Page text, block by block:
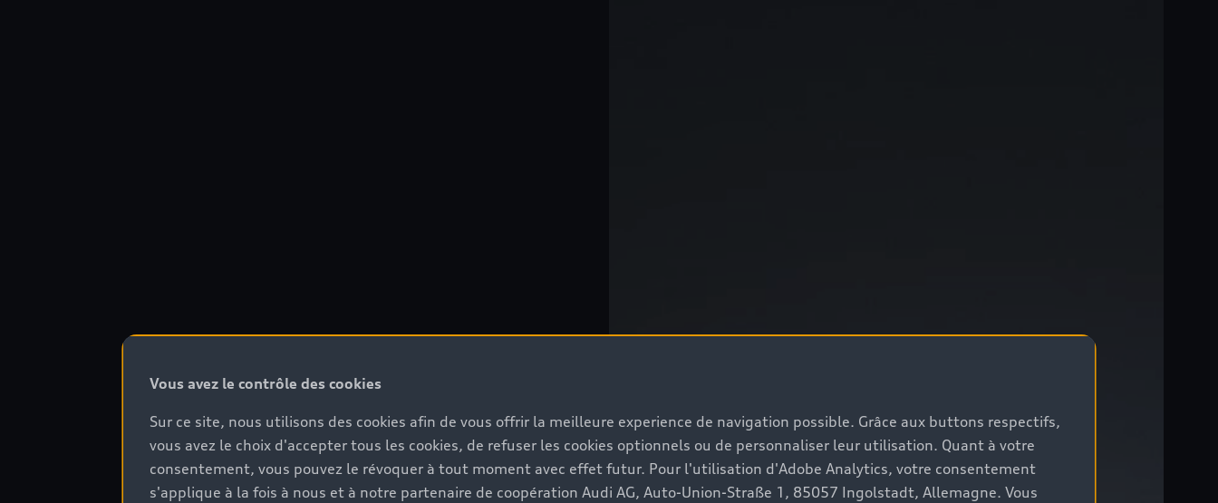
Vous avez le contrôle des cookies
Sur ce site, nous utilisons des cookies afin de vous offrir la meilleure experience de navigation possible. Grâce aux buttons respectifs,
vous avez le choix d'accepter tous les cookies, de refuser les cookies optionnels ou de personnaliser leur utilisation. Quant à votre
consentement, vous pouvez le révoquer à tout moment avec effet futur. Pour l'utilisation d'Adobe Analytics, votre consentement
s'applique à la fois à nous et à notre partenaire de coopération Audi AG, Auto-Union-Straße 1, 85057 Ingolstadt, Allemagne. Vous